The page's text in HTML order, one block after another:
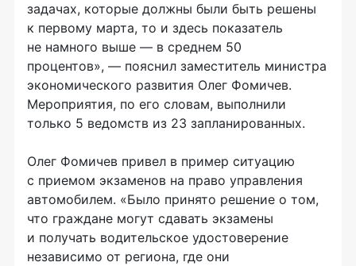
задачах, которые должны были быть решены
к первому марта, то и здесь показатель
не намного выше — в среднем 50
процентов», — пояснил заместитель министра
экономического развития Олег Фомичев.
Мероприятия, по его словам, выполнили
только 5 ведомств из 23 запланированных.
Олег Фомичев привел в пример ситуацию
с приемом экзаменов на право управления
автомобилем. «Было принято решение о том,
что граждане могут сдавать экзамены
и получать водительское удостоверение
независимо от региона, где они